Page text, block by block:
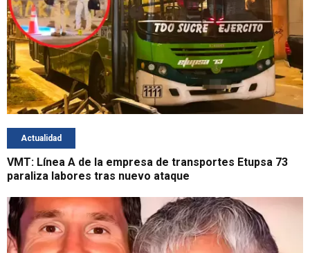
Actualidad
VMT: Línea A de la empresa de transportes Etupsa 73
paraliza labores tras nuevo ataque